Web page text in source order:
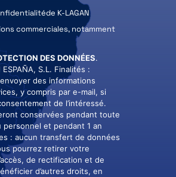
de K-LAGAN
commerciales, notamment
DES DONNÉES.
S.L. Finalités :
des informations
y compris par e-mail, si
de l’intéressé.
conservées pendant toute
et pendant 1 an
: aucun transfert de données
pourrez retirer votre
de rectification et de
d’autres droits, en